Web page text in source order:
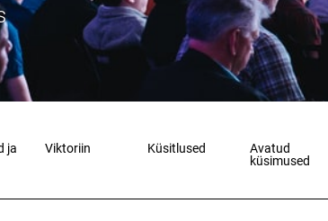
ja
Viktoriin Küsitlused
Avatud
küsimused